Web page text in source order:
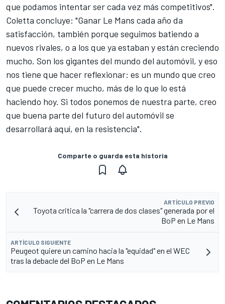
que podamos intentar ser cada vez más competitivos".
Coletta concluye: "Ganar Le Mans cada año da
satisfacción, también porque seguimos batiendo a
nuevos rivales, o a los que ya estaban y están creciendo
mucho. Son los gigantes del mundo del automóvil, y eso
nos tiene que hacer reflexionar: es un mundo que creo
que puede crecer mucho, más de lo que lo está
haciendo hoy. Si todos ponemos de nuestra parte, creo
que buena parte del futuro del automóvil se
desarrollará aquí, en la resistencia".
Comparte o guarda esta historia
ARTÍCULO PREVIO
Toyota critica la "carrera de dos clases" generada por el
BoP en Le Mans
ARTÍCULO SIGUIENTE
Peugeot quiere un camino hacia la "equidad" en el WEC
tras la debacle del BoP en Le Mans